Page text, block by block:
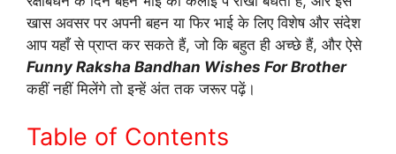
खास अवसर पर अपनी बहन या फिर भाई के लिए विशेष और संदेश
आप यहाँ से प्राप्त कर सकते हैं, जो कि बहुत ही अच्छे हैं, और ऐसे
Funny Raksha Bandhan Wishes For Brother
कहीं नहीं मिलेंगे तो इन्हें अंत तक जरूर पढ़ें।
Table of Contents